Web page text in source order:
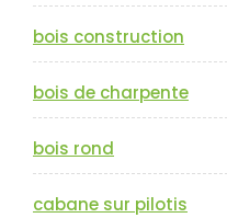
bois construction
bois de charpente
bois rond
cabane sur pilotis